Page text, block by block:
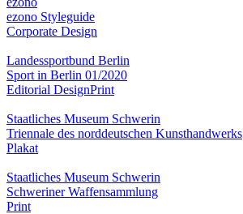
ezono Styleguide
Corporate Design
Landessportbund Berlin
Sport in Berlin 01/2020
Editorial DesignPrint
Staatliches Museum Schwerin
Triennale des norddeutschen Kunsthandwerks
Plakat
Staatliches Museum Schwerin
Schweriner Waffensammlung
Print